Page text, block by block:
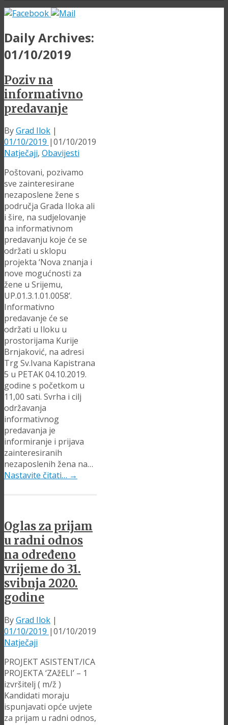
Daily Archives:
01/10/2019
Poziv na
informativno
predavanje
ByGrad Ilok |
01/10/2019 |01/10/2019
Natječaji, Obavijesti
Poštovani, pozivamo
sve zainteresirane
nezaposlene žene s
područja Grada Iloka ali
i šire, na sudjelovanje
na informativnom
predavanju koje će se
održati u sklopu
projekta ‘Nova znanja i
nove mogućnosti za
žene u Srijemu,
UP.01.3.1.01.0058’.
Informativno
predavanje će se
održati u Iloku u
prostorijama Kurije
Brnjaković, na adresi
Trg Sv.Ivana Kapistrana
5 u PETAK 04.10.2019.
godine s početkom u
11,00 sati. Svrha i cilj
održavanja
informativnog
predavanja je
informiranje i prijava
zainteresiranih
nezaposlenih žena na…
Nastavite čitati… →
Oglas za prijam
u radni odnos
na određeno
vrijeme do 31.
svibnja 2020.
godine
ByGrad Ilok |
01/10/2019 |01/10/2019
Natječaji
PROJEKT ASISTENT/ICA
PROJEKTA ‘ZAžELI’ – 1
izvršitelj ( m/ž )
Kandidati moraju
ispunjavati opće uvjete
za prijam u radni odnos,